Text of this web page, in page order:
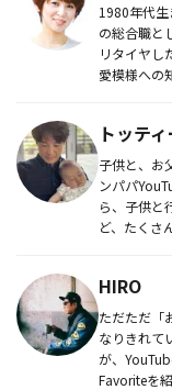
1980年代
の総合職と
リタイヤし
愛模様への
トッティ
子供と、お
ンパパ
ら、子供と
ど、たくさ
HIRO
ただただ「
なりきれて
が、
Favoriteを